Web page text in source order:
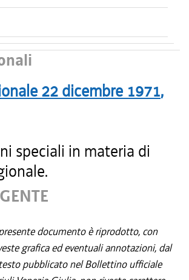
22 dicembre 1971,
speciali in materia di
documento è riprodotto, con
grafica ed eventuali annotazioni, dal
pubblicato nel Bollettino ufficiale